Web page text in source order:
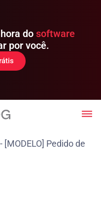
do software
por você.
- [MODELO] Pedido de